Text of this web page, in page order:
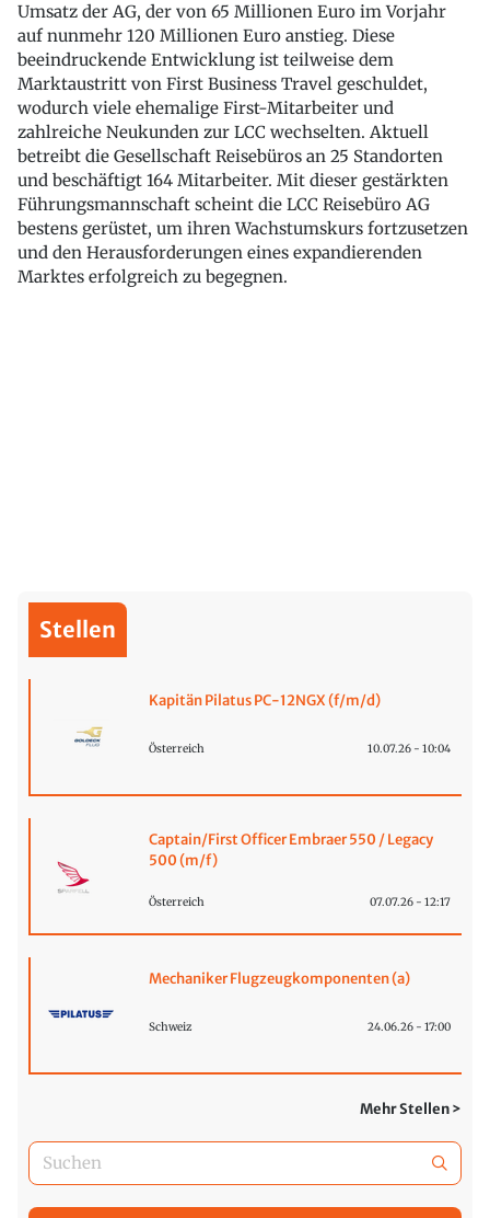
Umsatz der AG, der von 65 Millionen Euro im Vorjahr
auf nunmehr 120 Millionen Euro anstieg. Diese
beeindruckende Entwicklung ist teilweise dem
Marktaustritt von First Business Travel geschuldet,
wodurch viele ehemalige First-Mitarbeiter und
zahlreiche Neukunden zur LCC wechselten. Aktuell
betreibt die Gesellschaft Reisebüros an 25 Standorten
und beschäftigt 164 Mitarbeiter. Mit dieser gestärkten
Führungsmannschaft scheint die LCC Reisebüro AG
bestens gerüstet, um ihren Wachstumskurs fortzusetzen
und den Herausforderungen eines expandierenden
Marktes erfolgreich zu begegnen.
Stellen
Kapitän Pilatus PC-12NGX (f/m/d)
Österreich 10.07.26 - 10:04
Captain/First Officer Embraer 550 / Legacy
500 (m/f)
Österreich 07.07.26 - 12:17
Mechaniker Flugzeugkomponenten (a)
Schweiz 24.06.26 - 17:00
Mehr Stellen >